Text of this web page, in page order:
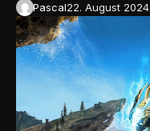
Pascal22. August 2024